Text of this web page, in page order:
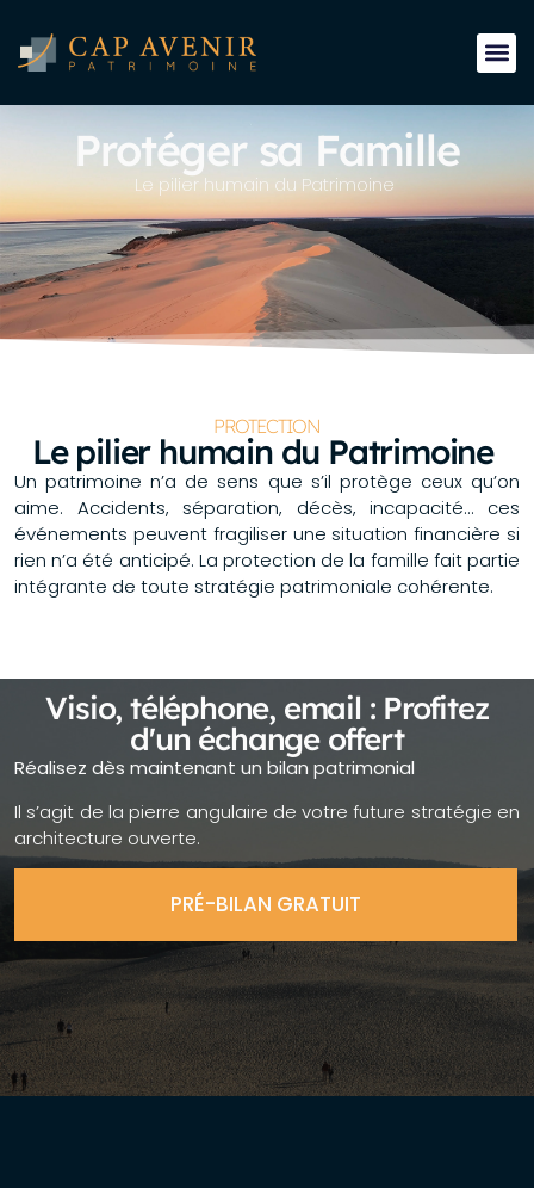
Protéger sa Famille
Le pilier humain du Patrimoine
PROTECTION
Le pilier humain du Patrimoine
Un patrimoine n’a de sens que s’il protège ceux qu’on
aime. Accidents, séparation, décès, incapacité… ces
événements peuvent fragiliser une situation financière si
rien n’a été anticipé. La protection de la famille fait partie
intégrante de toute stratégie patrimoniale cohérente.
Visio, téléphone, email : Profitez
d'un échange offert
Réalisez dès maintenant un bilan patrimonial
Il s’agit de la pierre angulaire de votre future stratégie en
architecture ouverte.
PRÉ-BILAN GRATUIT